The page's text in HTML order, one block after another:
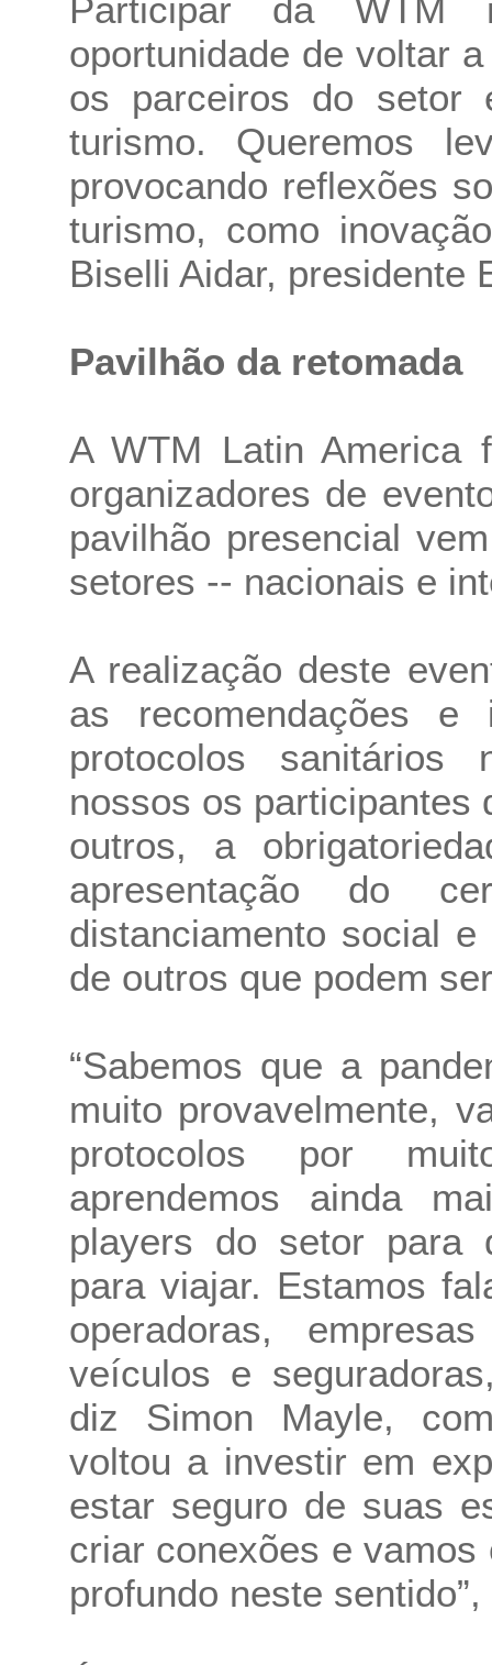
Participar da WTM
oportunidade de voltar
os parceiros do setor
turismo. Queremos
provocando reflexões
turismo, como
Biselli Aidar, presidente
Pavilhão da retomada
A WTM Latin America
organizadores de
pavilhão presencial
setores -- nacionais e
A realização deste
as recomendações e
protocolos sanitários
nossos os participantes
outros, a
apresentação do
distanciamento social
de outros que podem
“Sabemos que a
muito provavelmente,
protocolos por
aprendemos ainda
players do setor para
para viajar. Estamos
operadoras,
veículos e
diz Simon Mayle,
voltou a investir em
estar seguro de suas
criar conexões e
profundo neste